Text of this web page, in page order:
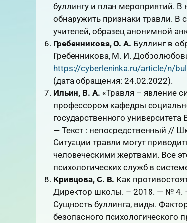
буллингу и план мероприятий. В
обнаружить признаки травли. В
учителей, образец анонимной
Гребенникова, О. А. Буллинг в
Гребенникова, М. И.
https://cyberleninka.ru/article/n/
(дата обращения: 24.02.2022).
Ильин, В. А. «Травля – явление
профессором кафедры
государственного
— Текст : непосредственный //
Ситуации травли могут
человеческими жертвами. Все
психологических служб в
Кривцова, С. В. Как
Директор школы. – 2018. — № 4.
Сущность буллинга, виды.
безопасного психологического